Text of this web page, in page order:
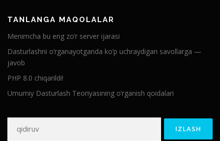
TANLANGA MAQOLALAR
Menimcha bu eng zo’r server ijarasi
Dasturlashni o’rganayotganda ko’p uchraydigan savollarga —
javob
PHP 8.0 chiqarildi!
Umumiy Dasturlash Teoriyasining o’rganish qoidalari